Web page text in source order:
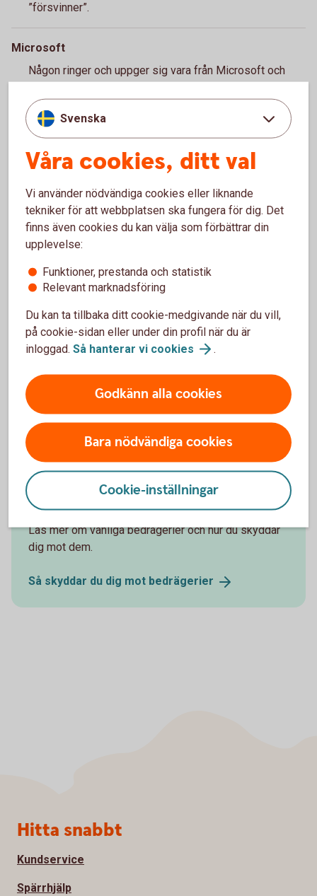
”försvinner”.
Microsoft
Någon ringer och uppger sig vara från Microsoft och
tjänst för att motverka detta.
Bedragaren tar reda på bankrelaterad information via
ombeds fylla i en kod.
Trojaner
Bedragaren tar kontroll över din dator för att till exempel
logga in i din internetbank.
Stulen ID
Med en stulen identitet har bedragaren tillgång till alla
eller få en ny säkerhetsdosa till internetbanken –
tjänster som sedan kan användas för att begå ett
bedrägeri
Skydda dig mot bedrägerier
Läs mer om vanliga bedrägerier och hur du skyddar
dig mot dem.
Så skyddar du dig mot bedrägerier
Svenska
Våra cookies, ditt val
Vi använder nödvändiga cookies eller liknande
tekniker för att webbplatsen ska fungera för dig. Det
finns även cookies du kan välja som förbättrar din
upplevelse:
Funktioner, prestanda och statistik
Relevant marknadsföring
Du kan ta tillbaka ditt cookie-medgivande när du vill,
på cookie-sidan eller under din profil när du är
inloggad. Så hanterar vi cookies .
Godkänn alla cookies
Bara nödvändiga cookies
Cookie-inställningar
Sidfot
Hitta snabbt
Kundservice
Spärrhjälp